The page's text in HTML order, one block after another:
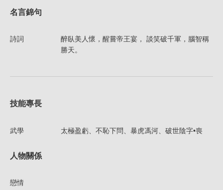
名言錦句
詩詞
醉臥美人懷，醒嘗帝王宴， 談笑破千軍，腦智稱
勝天。
技能專長
武學 太極盈虧、不恥下問、暴虎馮河、破世陰字•喪
人物關係
戀情